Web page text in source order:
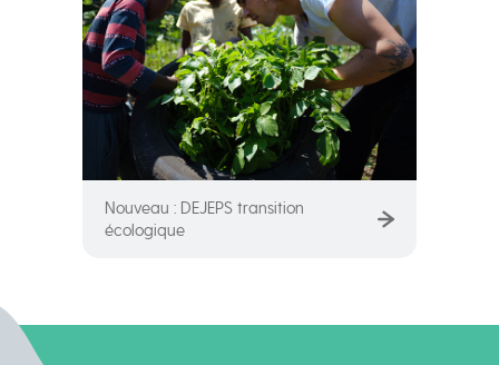
Nouveau : DEJEPS transition
écologique